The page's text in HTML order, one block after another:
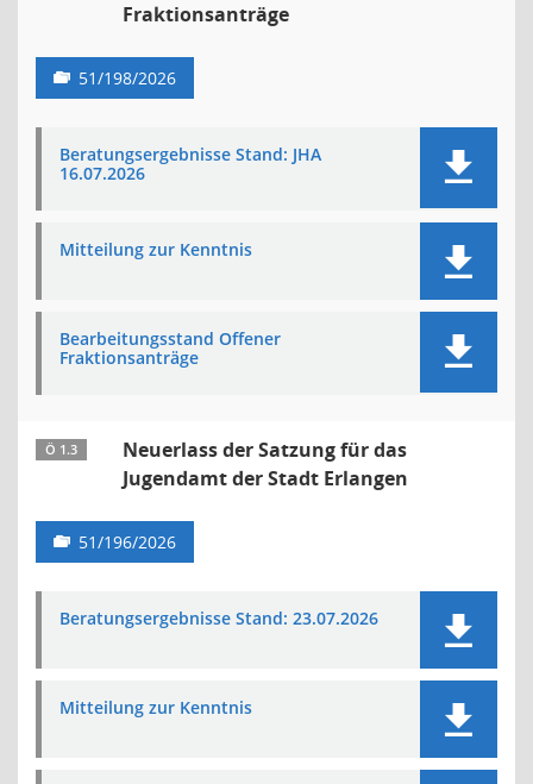
Fraktionsanträge
51/198/2026
Beratungsergebnisse Stand: JHA
16.07.2026
Mitteilung zur Kenntnis
Bearbeitungsstand Offener
Fraktionsanträge
Ö 1.3
Neuerlass der Satzung für das
Jugendamt der Stadt Erlangen
51/196/2026
Beratungsergebnisse Stand: 23.07.2026
Mitteilung zur Kenntnis